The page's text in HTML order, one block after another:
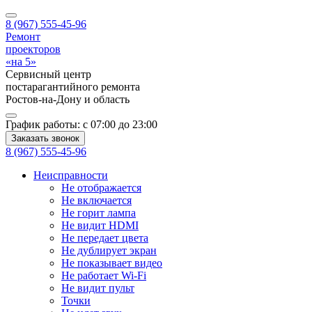
8 (967) 555-45-96
Ремонт
проекторов
«на 5»
Сервисный центр
постарагантийного ремонта
Ростов-на-Дону и область
График работы: с 07:00 до 23:00
Заказать звонок
8 (967) 555-45-96
Неисправности
Не отображается
Не включается
Не горит лампа
Не видит HDMI
Не передает цвета
Не дублирует экран
Не показывает видео
Не работает Wi-Fi
Не видит пульт
Точки